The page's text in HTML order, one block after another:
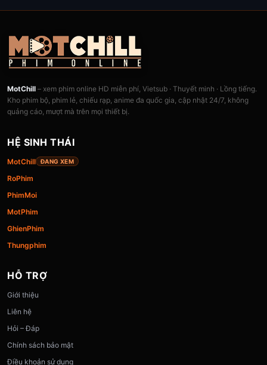
MotChill – xem phim online HD miễn phí, Vietsub · Thuyết minh · Lồng tiếng.
Kho phim bộ, phim lẻ, chiếu rạp, anime đa quốc gia, cập nhật 24/7, không
quảng cáo, mượt mà trên mọi thiết bị.
HỆ SINH THÁI
MotChill ĐANG XEM
RoPhim
PhimMoi
MotPhim
GhienPhim
Thungphim
HỖ TRỢ
Giới thiệu
Liên hệ
Hỏi – Đáp
Chính sách bảo mật
Điều khoản sử dụng